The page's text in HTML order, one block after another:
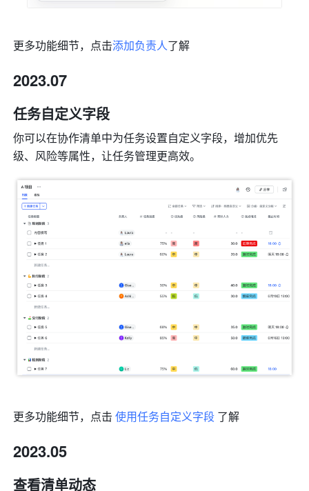
更多功能细节，点击添加负责人了解
2023.07
任务自定义字段
你可以在协作清单中为任务设置自定义字段，增加优先
级、风险等属性，让任务管理更高效。
更多功能细节，点击 使用任务自定义字段 了解
2023.05
查看清单动态